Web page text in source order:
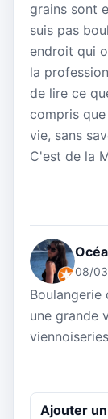
grains sont
suis pas
endroit qui
la
de lire ce
compris
vie, sans
C'est de la
08/
Boulangerie
une grande
Ajouter